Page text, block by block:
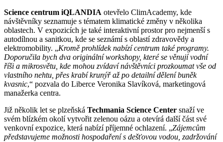
Science centrum iQLANDIA otevřelo ClimAcademy, kde
návštěvníky seznamuje s tématem klimatické změny v několika
oblastech. V expozicích je také interaktivní prostor pro nejmenší s
autodílnou a sanitkou, kde se seznámí s oblastí zdravovědy a
elektromobility. „Kromě prohlídek nabízí centrum také programy.
Doporučila bych dva originální workshopy, které se věnují vodní
říši a mikrosvětu, kde mohou zvídaví návštěvníci prozkoumat vše od
vlastního nehtu, přes krabí krunýř až po detailní dělení buněk
kvasnic,“ pozvala do Liberce Veronika Slavíková, marketingová
manažerka centra.
Již několik let se plzeňská Techmania Science Center snaží ve
svém blízkém okolí vytvořit zelenou oázu a otevírá další část své
venkovní expozice, která nabízí příjemné ochlazení. „Zájemcům
představujeme možnosti hospodaření s dešťovou vodou, zadržování